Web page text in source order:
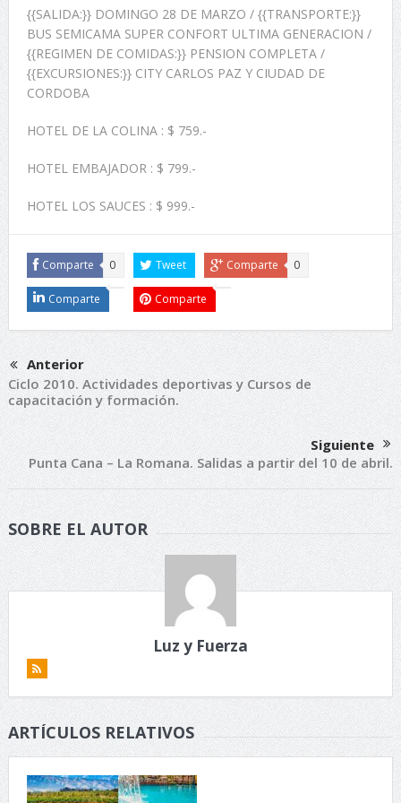
{{SALIDA:}} DOMINGO 28 DE MARZO / {{TRANSPORTE:}}
BUS SEMICAMA SUPER CONFORT ULTIMA GENERACION /
{{REGIMEN DE COMIDAS:}} PENSION COMPLETA /
{{EXCURSIONES:}} CITY CARLOS PAZ Y CIUDAD DE
CORDOBA
HOTEL DE LA COLINA : $ 759.-
HOTEL EMBAJADOR : $ 799.-
HOTEL LOS SAUCES : $ 999.-
Comparte 0 Tweet Comparte 0
Comparte Comparte
Anterior
Ciclo 2010. Actividades deportivas y Cursos de
capacitación y formación.
Siguiente
Punta Cana – La Romana. Salidas a partir del 10 de abril.
SOBRE EL AUTOR
Luz y Fuerza
ARTÍCULOS RELATIVOS